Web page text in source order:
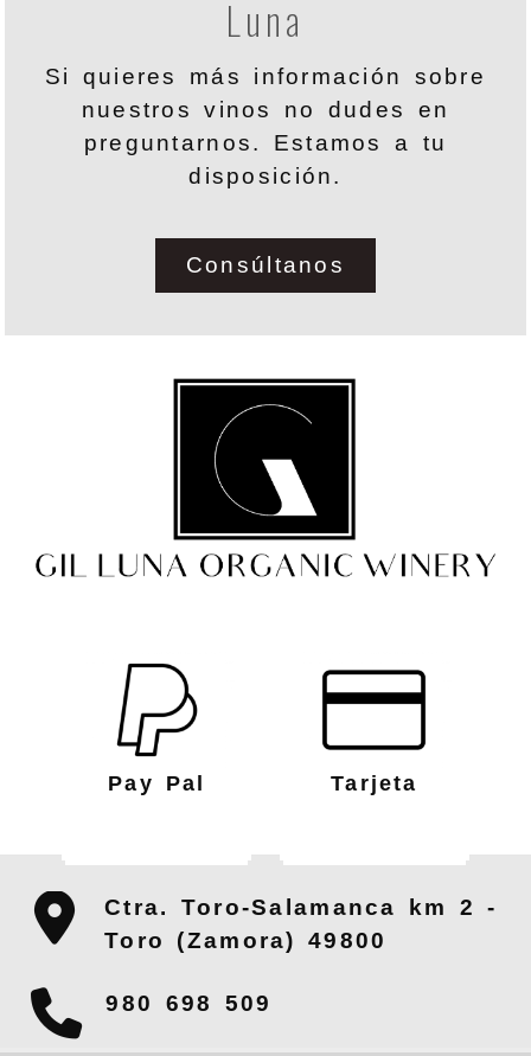
Luna
Si quieres más información sobre
nuestros vinos no dudes en
preguntarnos. Estamos a tu
disposición.
Consúltanos
Pay Pal Tarjeta
Ctra. Toro-Salamanca km 2 -
Toro (Zamora) 49800
980 698 509